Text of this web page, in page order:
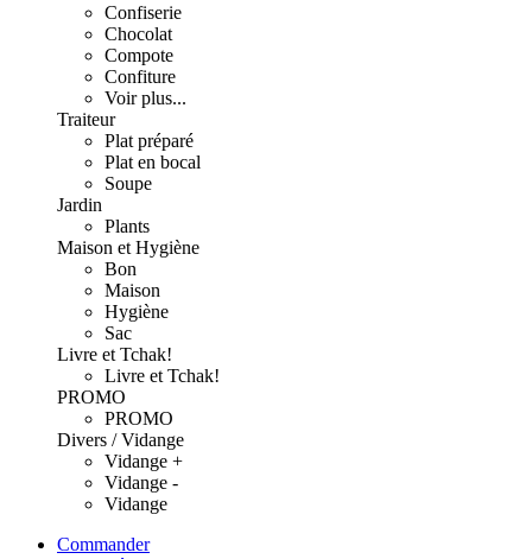
Confiserie
Chocolat
Compote
Confiture
Voir plus...
Traiteur
Plat préparé
Plat en bocal
Soupe
Jardin
Plants
Maison et Hygiène
Bon
Maison
Hygiène
Sac
Livre et Tchak!
Livre et Tchak!
PROMO
PROMO
Divers / Vidange
Vidange +
Vidange -
Vidange
Commander